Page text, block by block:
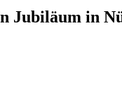
Jubiläum in